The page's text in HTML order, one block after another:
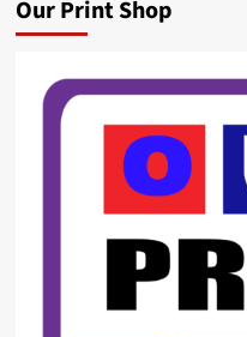
Our Print Shop